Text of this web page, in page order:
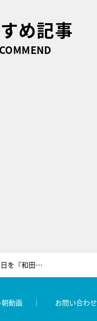
め記事
Aぇ! group・正門良規、25歳誕生日を『和田家の男たち』撮影現場でお祝い！相葉雅紀からのプレゼントに感激
動画 お問い合わせ